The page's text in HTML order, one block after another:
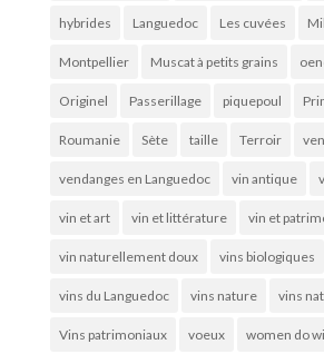
hybrides Languedoc Les cuvées
Montpellier Muscat à petits grains
Originel Passerillage piquepoul
Roumanie Sète taille Terroir
vendanges en Languedoc vin antique
vin et art vin et littérature vin et
vin naturellement doux vins biologiques
vins du Languedoc vins nature vins
Vins patrimoniaux voeux women do